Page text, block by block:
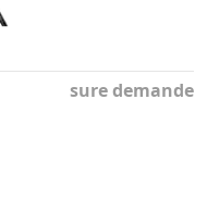
sure demande